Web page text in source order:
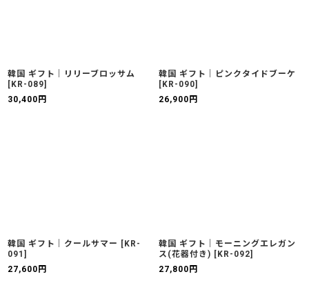
韓国 ギフト｜リリーブロッサム
[ KR-089]
30,400 円
韓国 ギフト｜ピンクタイドブーケ
[ KR-090]
26,900 円
韓国 ギフト｜クールサマー [ KR-
091 ]
27,600 円
韓国 ギフト｜モーニングエレガン
ス(花器付き) [ KR-092]
27,800 円